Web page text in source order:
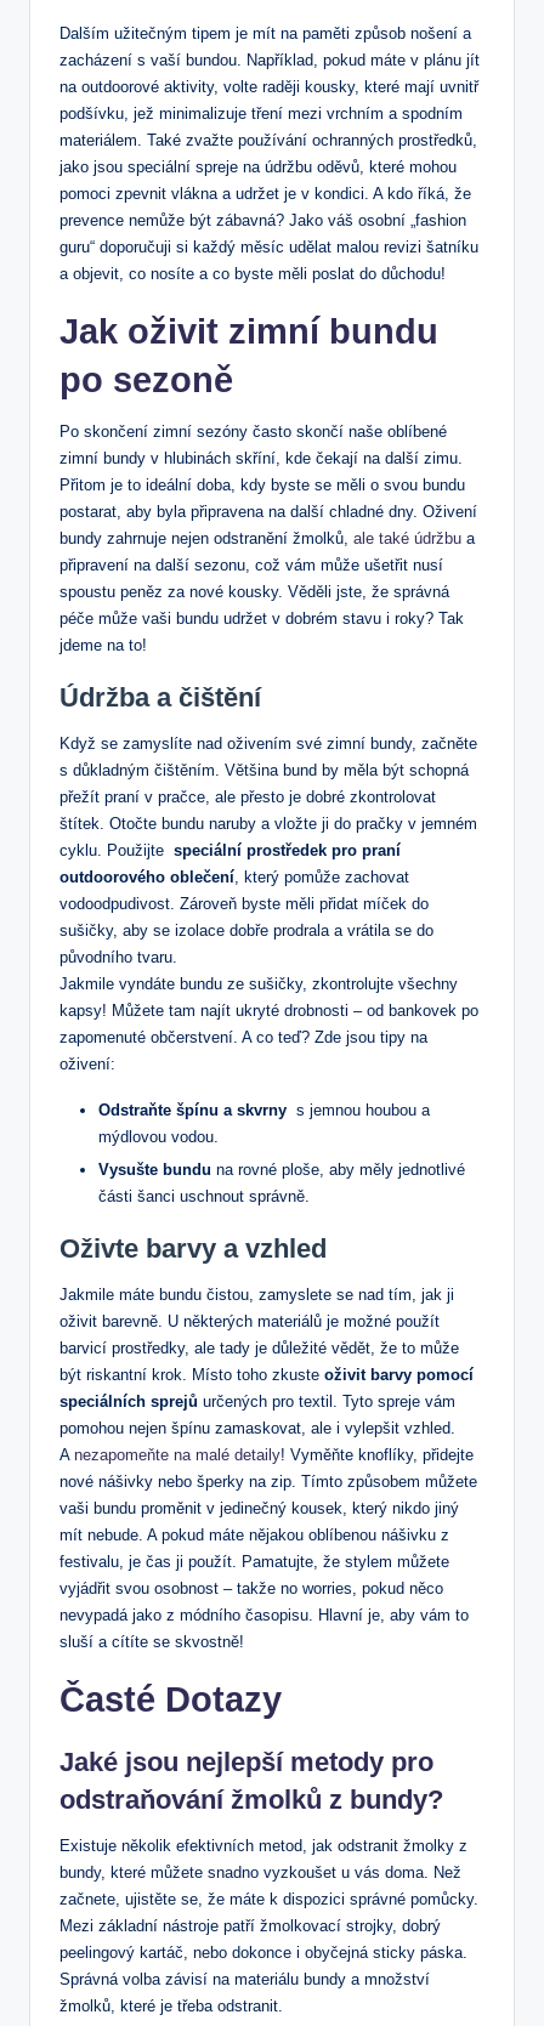
Dalším ⁢užitečným tipem⁣ je mít‌ na paměti způsob nošení​ a
zacházení s vaší‍ bundou. Například, ‌pokud ‌máte⁣ v​ plánu jít
na ‍outdoorové aktivity, volte ‌raději kousky, které⁤ mají uvnitř
podšívku, jež minimalizuje tření mezi vrchním a spodním
materiálem. Také zvažte používání ochranných prostředků,
jako​ jsou speciální ⁤spreje na údržbu oděvů,​ které mohou
pomoci zpevnit vlákna a udržet​ je v kondici. A kdo říká,⁣ že
⁤prevence nemůže být zábavná? Jako váš osobní „fashion
guru“ doporučuji si každý měsíc udělat malou revizi ​šatníku
a objevit, ‌co nosíte a ​co byste měli ‍poslat do důchodu!
Jak oživit zimní bundu
po sezoně
Po skončení zimní sezóny často skončí naše⁢ oblíbené⁤
zimní bundy v hlubinách⁢ skříní, ⁤kde čekají ‍na další ‌zimu.
Přitom je to ideální doba, kdy byste se měli ‍o svou bundu
postarat, aby byla připravena na další chladné‍ dny. Oživení
bundy zahrnuje nejen odstranění žmolků, ale také údržbu ‍ a⁣
připravení‍ na další sezonu, což vám může ušetřit ​nusí
spoustu peněz za nové kousky. Věděli jste, že správná
péče může vaši bundu udržet v dobrém stavu i roky? Tak
jdeme na to!
Údržba a čištění
Když se zamyslíte ​nad oživením své zimní bundy, začněte
s důkladným čištěním. Většina ⁢bund ⁢by měla‍ být schopná
přežít praní v pračce, ​ale přesto je dobré ⁢zkontrolovat
štítek. Otočte bundu ⁣naruby ​a​ vložte ji do pračky v‍ jemném
cyklu. Použijte ⁤ speciální prostředek pro praní
outdoorového oblečení, který pomůže ⁢zachovat
vodoodpudivost. Zároveň byste měli přidat míček do
sušičky, aby se izolace dobře prodrala a⁣ vrátila‌ se do
původního tvaru.
Jakmile vyndáte bundu ze sušičky, ⁤zkontrolujte všechny
kapsy! Můžete tam najít ukryté drobnosti ⁢– od bankovek ⁢po
zapomenuté občerstvení. ‍A co teď?​ Zde jsou tipy na
oživení:⁣
Odstraňte špínu a skvrny ⁢ s jemnou houbou a
mýdlovou vodou.
Vysušte ⁢bundu na rovné ploše, aby měly jednotlivé
⁤části ‍šanci uschnout správně.
Oživte‍ barvy a vzhled
Jakmile máte bundu čistou, zamyslete ‍se nad tím, jak ji
oživit barevně. U některých materiálů je možné použít
⁣barvicí ‌prostředky, ale tady je důležité vědět, že to ⁣může
být riskantní krok. Místo toho zkuste oživit barvy‌ pomocí⁢
speciálních sprejů určených pro textil. Tyto spreje vám‌
pomohou nejen‍ špínu⁢ zamaskovat, ale i vylepšit vzhled.
A ‌ nezapomeňte na malé detaily! Vyměňte knoflíky, ⁣přidejte
nové nášivky nebo šperky na zip. Tímto ⁤způsobem můžete ​
vaši bundu proměnit v jedinečný kousek,‍ který nikdo jiný
mít nebude. A pokud máte nějakou oblíbenou nášivku‍ z
festivalu, je čas ji použít.⁣ Pamatujte, že stylem můžete
vyjádřit svou osobnost – takže no worries, pokud ‌něco
⁣nevypadá jako‌ z módního časopisu. Hlavní je, aby vám ⁢to
sluší a cítíte se ⁣skvostně!
Časté ​Dotazy
Jaké jsou⁣ nejlepší metody pro
odstraňování žmolků z bundy?
Existuje několik efektivních ​metod, jak odstranit žmolky z‍
bundy, které můžete snadno⁢ vyzkoušet u​ vás doma. Než‌
začnete, ⁣ujistěte‌ se, že máte k dispozici správné‍ pomůcky.
Mezi základní nástroje patří žmolkovací strojky, dobrý
peelingový kartáč, nebo dokonce i obyčejná sticky páska.
Správná volba závisí na materiálu ‌bundy a množství⁤
žmolků, které je ​třeba odstranit.